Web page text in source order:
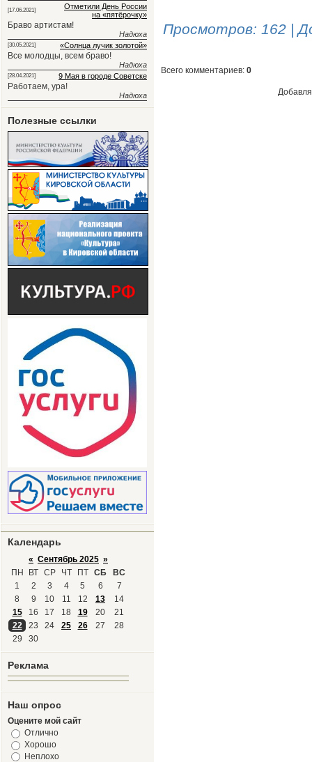
[17.06.2021]
Отметили День России
на «пятёрочку»
Браво артистам!
Надюха
[30.05.2021] «Солнца лучик золотой»
Все молодцы, всем браво!
Надюха
[28.04.2021] 9 Мая в городе Советске
Работаем, ура!
Надюха
Полезные ссылки
Календарь
« Сентябрь 2025 »
ПН
ВТ СР ЧТ ПТ СБ
ВС
1
2 3 4 5 6
7
8
9 10 11 12 13
14
15
16 17 18 19 20
21
22
23 24 25 26 27
28
29
30
Реклама
Наш опрос
Оцените мой сайт
Отлично
Хорошо
Неплохо
Просмотров: 162 |
Всего комментариев: 0